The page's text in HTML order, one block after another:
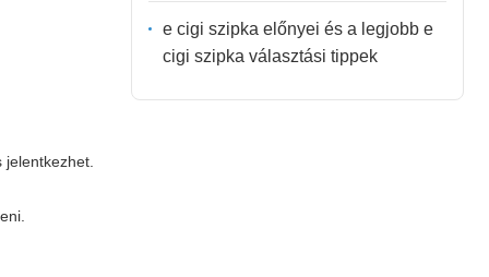
e cigi szipka előnyei és a legjobb e
cigi szipka választási tippek